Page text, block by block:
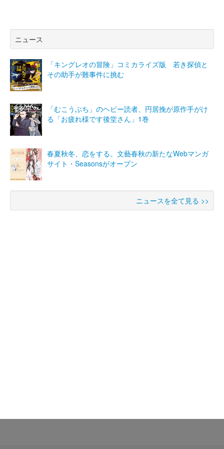
ニュース
「キングレオの冒険」コミカライズ版 若き探偵と
その助手が難事件に挑む
「むこうぶち」のヘビー読者、円居挽が原作手がけ
る「お疲れ様です後堂さん」1巻
春夏秋冬、恋をする。文藝春秋の新たなWebマンガ
サイト・Seasonsがオープン
ニュースを全て見る >>